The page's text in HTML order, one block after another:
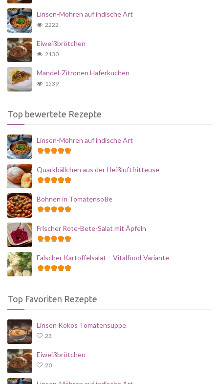
Linsen-Möhren auf indische Art
2222
Eiweißbrötchen
2130
Mandel-Zitronen Haferkuchen
1539
Top bewertete Rezepte
Linsen-Möhren auf indische Art
Quarkbällchen aus der Heißluftfritteuse
Bohnen in Tomatensoße
Frischer Rote-Bete-Salat mit Äpfeln
Falscher Kartoffelsalat – Vitalfood-Variante
Top Favoriten Rezepte
Linsen Kokos Tomatensuppe
23
Eiweißbrötchen
20